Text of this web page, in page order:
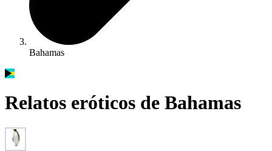
Bahamas
Relatos eróticos de Bahamas